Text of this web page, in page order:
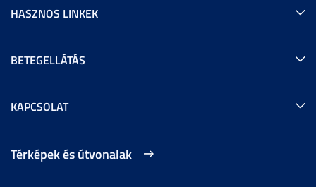
HASZNOS LINKEK
BETEGELLÁTÁS
KAPCSOLAT
Térképek és útvonalak